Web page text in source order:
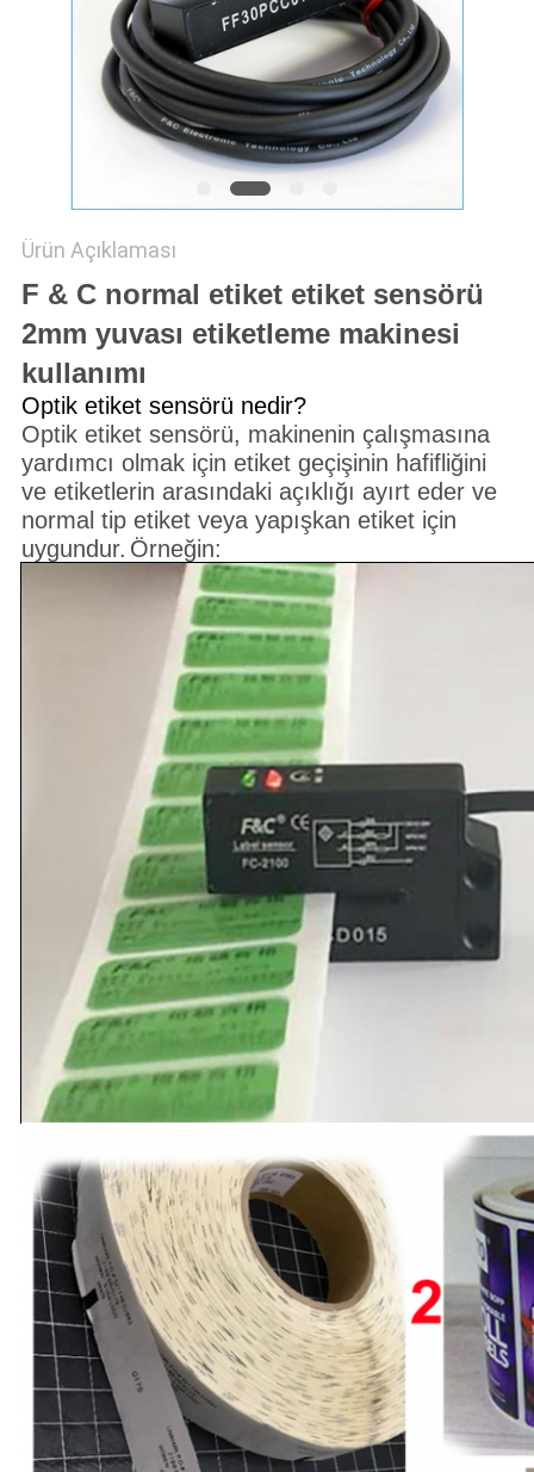
Ürün Açıklaması
F & C normal etiket etiket sensörü
2mm yuvası etiketleme makinesi
kullanımı
Optik etiket sensörü nedir?
Optik etiket sensörü, makinenin çalışmasına
yardımcı olmak için etiket geçişinin hafifliğini
ve etiketlerin arasındaki açıklığı ayırt eder ve
normal tip etiket veya yapışkan etiket için
uygundur. Örneğin: